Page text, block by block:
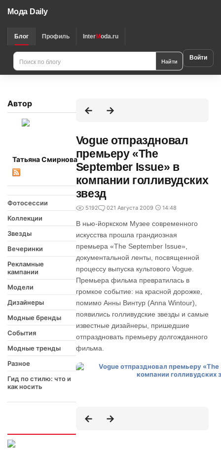
Мода Daily
Блог Профиль InterModa.ru
Найти Войти
Автор
Татьяна Смирнова
Фотосессии
Коллекции
Звезды
Вечеринки
Рекламные
кампании
Модели
Дизайнеры
Модные бренды
События
Модные тренды
Разное
Гид по стилю: что и
как носить
Vogue отпраздновал
премьеру «The
September Issue» в
компании голливудских
звезд
5192 021 Августа 2009 14:48
В нью-йоркском Музее современного
искусства прошла грандиозная
премьера «The September Issue»,
документальной ленты, посвященной
процессу выпуска культового Vogue.
Премьера фильма превратилась в
громкое событие: на красной дорожке,
помимо Анны Винтур (Anna Wintour),
появились голливудские звезды и самые
известные дизайнеры, пришедшие
отпраздновать премьеру долгожданного
фильма.